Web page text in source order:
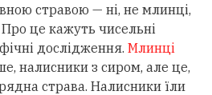
стравою — ні, не млинці,
це кажуть чисельні
дослідження. Млинці
налисники з сиром, але це,
страва. Налисники їли